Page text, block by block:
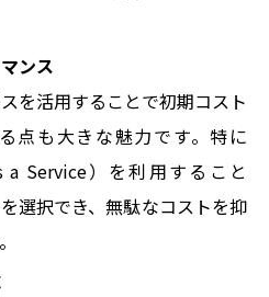
ンス
を活用することで初期コスト
点も大きな魅力です。特に
a Service）を利用すること
選択でき、無駄なコストを抑